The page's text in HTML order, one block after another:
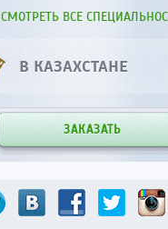
СМОТРЕТЬ ВСЕ
В КАЗАХСТАНЕ
ЗАКАЗАТЬ